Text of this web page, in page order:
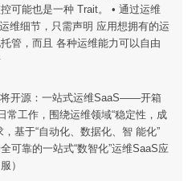
可能也是一种 Trait。 • 通过运维
维细节，只需声明 应用想拥有的运
管，而且 各种运维能力可以自由
开源：一站式运维SaaS——开箱
常工作，围绕运维领域“稳定性，成
基于“自动化、数据化、智 能化”
可靠的一站式“数智化”运维SaaS应
）